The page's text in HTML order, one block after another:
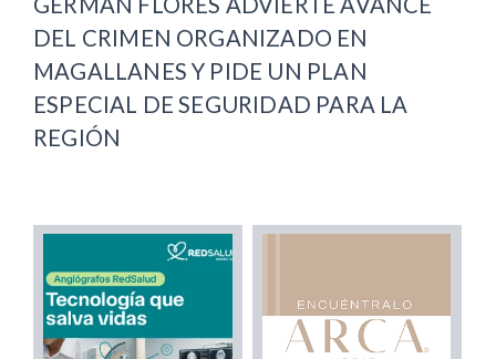
DEL CRIMEN ORGANIZADO EN
MAGALLANES Y PIDE UN PLAN
ESPECIAL DE SEGURIDAD PARA LA
REGIÓN